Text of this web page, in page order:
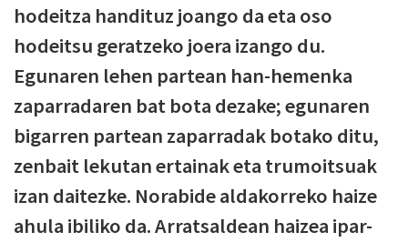
hodeitza handituz joango da eta oso
hodeitsu geratzeko joera izango du.
Egunaren lehen partean han-hemenka
zaparradaren bat bota dezake; egunaren
bigarren partean zaparradak botako ditu,
zenbait lekutan ertainak eta trumoitsuak
izan daitezke. Norabide aldakorreko haize
ahula ibiliko da. Arratsaldean haizea ipar-